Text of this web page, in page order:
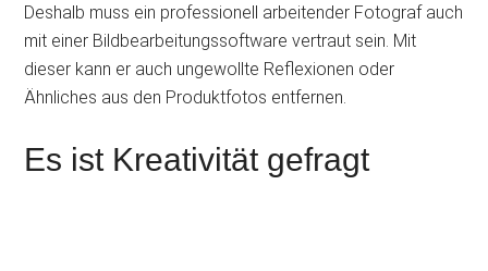
Deshalb muss ein professionell arbeitender Fotograf auch
mit einer Bildbearbeitungssoftware vertraut sein. Mit
dieser kann er auch ungewollte Reflexionen oder
Ähnliches aus den Produktfotos entfernen.
Es ist Kreativität gefragt